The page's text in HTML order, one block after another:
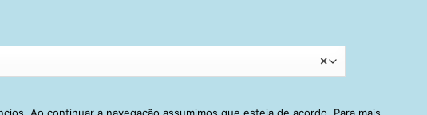
×
Ao continuar a navegação assumimos que esteja de acordo. Para mais